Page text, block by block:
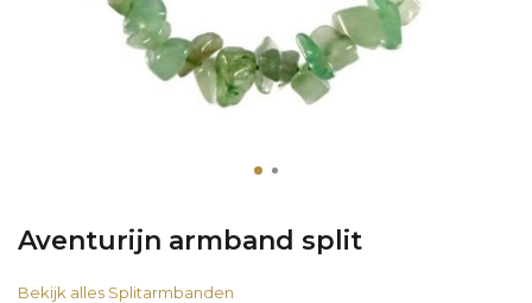
Aventurijn armband split
Bekijk alles Splitarmbanden